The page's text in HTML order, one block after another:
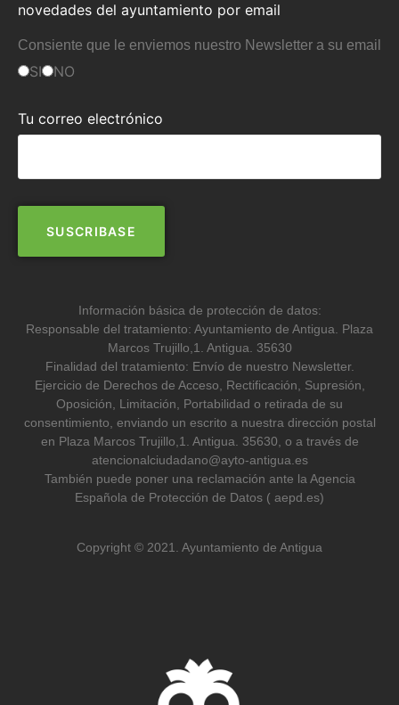
novedades del ayuntamiento por email
Consiente que le enviemos nuestro Newsletter a su email
SI NO
Tu correo electrónico
Información básica de protección de datos:
Responsable del tratamiento: Ayuntamiento de Antigua. Plaza
Marcos Trujillo,1. Antigua. 35630
Finalidad del tratamiento: Envío de nuestro Newsletter.
Ejercicio de Derechos de Acceso, Rectificación, Supresión,
Oposición, Limitación, Portabilidad o retirada de su
consentimiento, enviando un escrito a nuestra dirección postal
en Plaza Marcos Trujillo,1. Antigua. 35630, o a través de
atencionalciudadano@ayto-antigua.es
También puede poner una reclamación ante la Agencia
Española de Protección de Datos ( aepd.es)
Copyright © 2021. Ayuntamiento de Antigua